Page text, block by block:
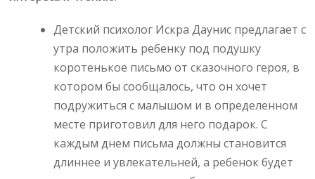
Детский психолог Искра Даунис предлагает с
утра положить ребенку под подушку
коротенькое письмо от сказочного героя, в
котором бы сообщалось, что он хочет
подружиться с малышом и в определенном
месте приготовил для него подарок. С
каждым днем письма должны становится
длиннее и увлекательней, а ребенок будет